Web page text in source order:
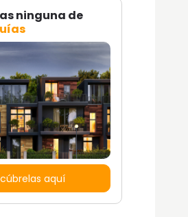
ninguna de
aquí